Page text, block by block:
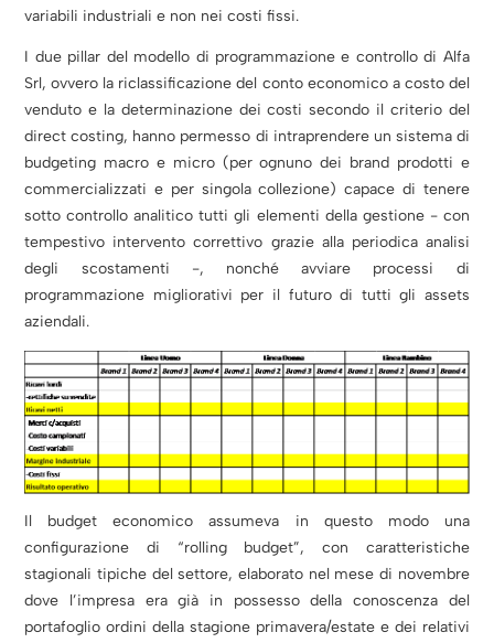
variabili industriali e non nei costi fissi.
I due pillar del modello di programmazione e controllo di Alfa
Srl, ovvero la riclassificazione del conto economico a costo del
venduto e la determinazione dei costi secondo il criterio del
direct costing, hanno permesso di intraprendere un sistema di
budgeting macro e micro (per ognuno dei brand prodotti e
commercializzati e per singola collezione) capace di tenere
sotto controllo analitico tutti gli elementi della gestione - con
tempestivo intervento correttivo grazie alla periodica analisi
degli scostamenti -, nonché avviare processi di
programmazione migliorativi per il futuro di tutti gli assets
aziendali.
Il budget economico assumeva in questo modo una
configurazione di “rolling budget”, con caratteristiche
stagionali tipiche del settore, elaborato nel mese di novembre
dove l’impresa era già in possesso della conoscenza del
portafoglio ordini della stagione primavera/estate e dei relativi